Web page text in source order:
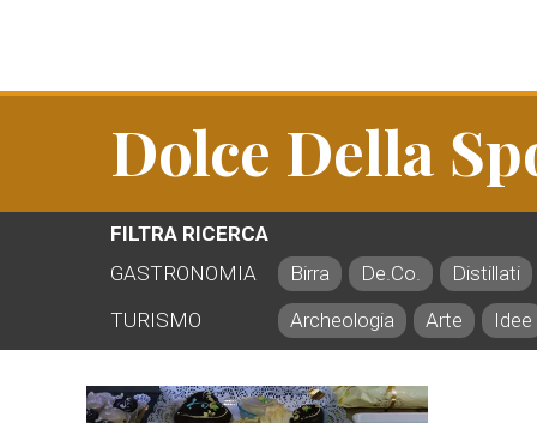
Dolce Della
FILTRA RICERCA
GASTRONOMIA
Birra De.Co.
Distillati
TURISMO
Archeologia Arte Idee